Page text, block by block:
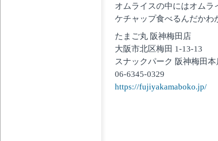
オムライスの中にはオムラ
ケチャップ食べるんだか
たまご丸 阪神梅田店
大阪市北区梅田 1-13-13
スナックパーク 阪神梅田本
06-6345-0329
https://fujiyakamaboko.jp/